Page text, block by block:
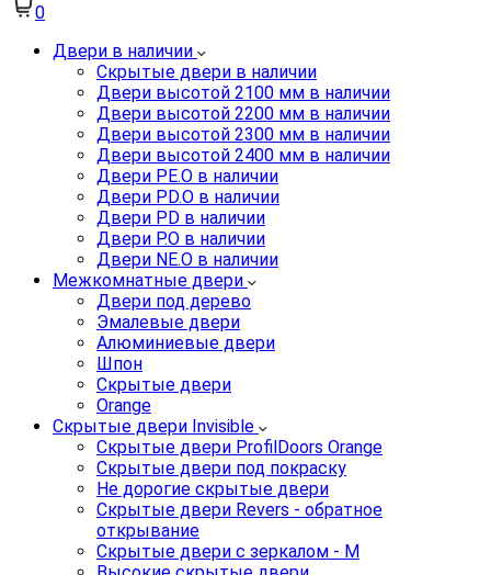
0
Двери в наличии
Скрытые двери в наличии
Двери высотой 2100 мм в наличии
Двери высотой 2200 мм в наличии
Двери высотой 2300 мм в наличии
Двери высотой 2400 мм в наличии
Двери PE.O в наличии
Двери PD.O в наличии
Двери PD в наличии
Двери P.O в наличии
Двери NE.O в наличии
Межкомнатные двери
Двери под дерево
Эмалевые двери
Алюминиевые двери
Шпон
Скрытые двери
Orange
Скрытые двери Invisible
Скрытые двери ProfilDoors Orange
Скрытые двери под покраску
Не дорогие скрытые двери
Скрытые двери Revers - обратное
открывание
Скрытые двери с зеркалом - M